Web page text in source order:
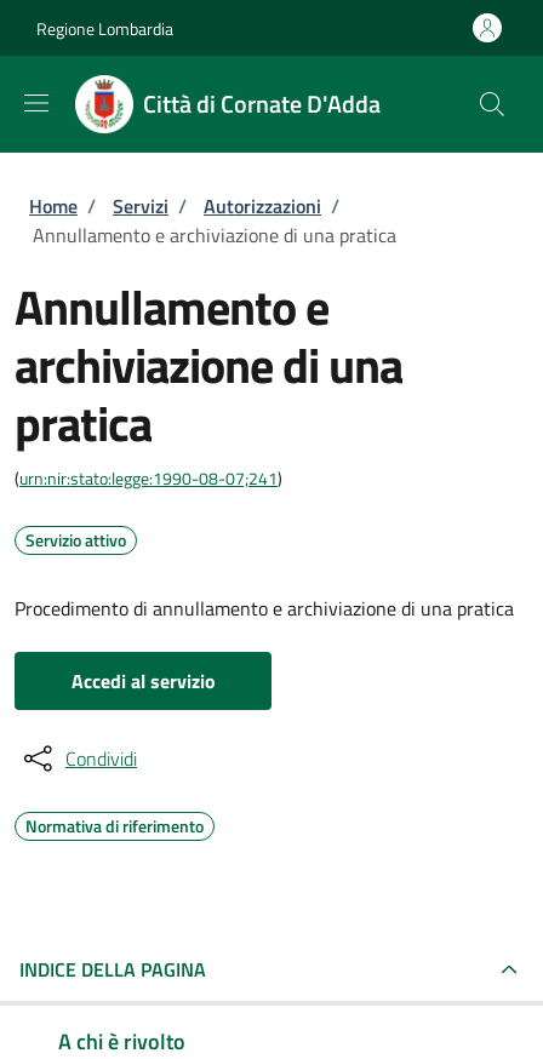
Regione Lombardia
Città di Cornate D'Adda
Briciole di pane
Home / Servizi / Autorizzazioni /
Annullamento e archiviazione di una pratica
Annullamento e
archiviazione di una
pratica
(urn:nir:stato:legge:1990-08-07;241)
Servizio attivo
Procedimento di annullamento e archiviazione di una pratica
Accedi al servizio
Condividi
Normativa di riferimento
INDICE DELLA PAGINA
A chi è rivolto